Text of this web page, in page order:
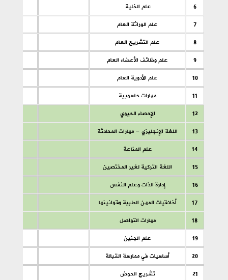
6
علم الخلية
7
علم الوراثة العام
8
علم التشريح العام
9
علم وظائف الأعضاء العام
10
علم الأدوية العام
11
مهارات حاسوبية
12
الإحصاء الحيوي
13
اللغة الإنجليزي - مهارات المحادثة
14
علم المناعة
15
اللغة التركية لغير المختصين
16
إدارة الذات وعلم النفس
17
أخلاقيات المهن الطبية وقوانينها
18
مهارات التواصل
19
علم الجنين
20
أساسيات في ممارسة القبالة
21
تشريح الحوض